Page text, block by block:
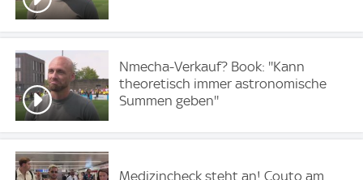
Nmecha-Verkauf? Book: ''Kann
theoretisch immer astronomische
Summen geben''
Medizincheck steht an! Couto am